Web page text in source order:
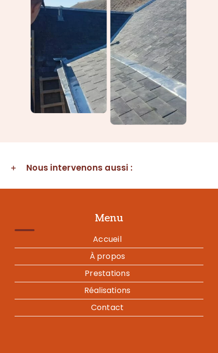
Nous intervenons aussi :
Menu
Accueil
À propos
Prestations
Réalisations
Contact